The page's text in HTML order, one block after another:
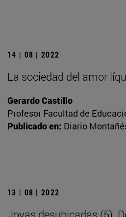
14 | 08 | 2022
La sociedad del amor
Gerardo Castillo
Profesor Facultad de
Publicado en: Diario
13 | 08 | 2022